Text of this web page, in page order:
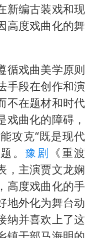
新编古装戏和现
高度戏曲化的舞
循戏曲美学原则
手段在创作和演
不在题材和时代
戏曲化的障碍，
攻克“既是现代
。豫剧 《重渡
，主演贾文龙娴
高度戏曲化的手
地外化为舞台动
纳并喜欢上了这